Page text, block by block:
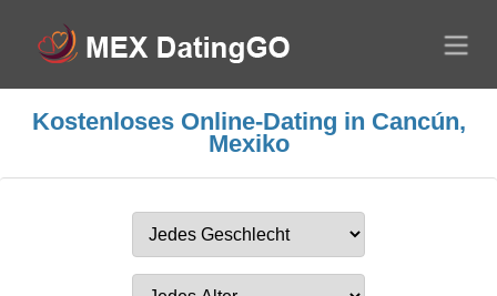
Kostenloses Online-Dating in Cancún,
Mexiko